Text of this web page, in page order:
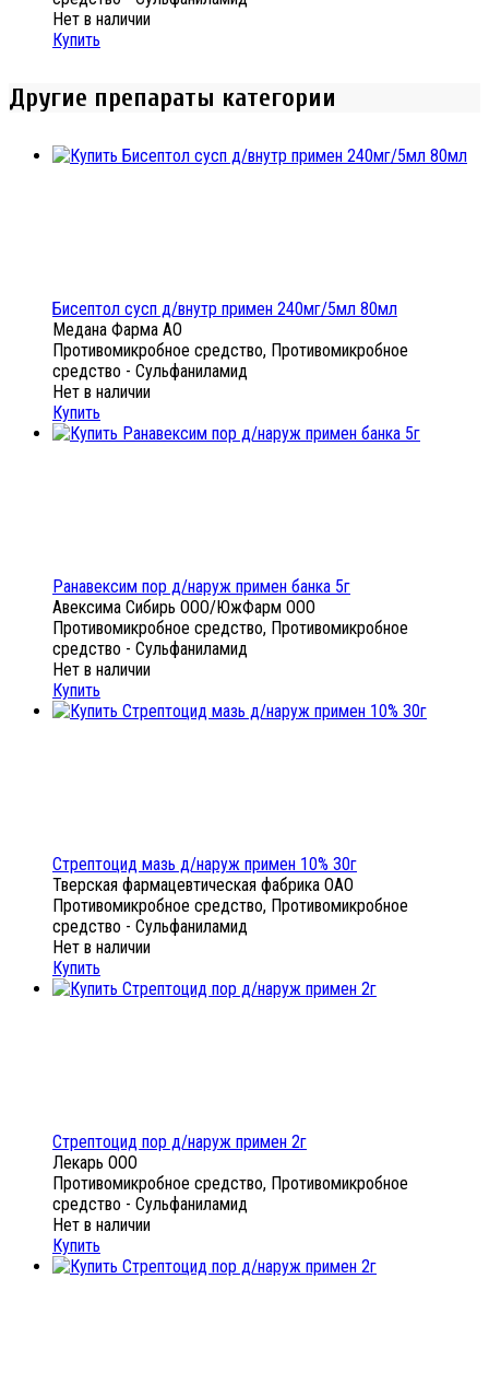
Нет в наличии
Купить
Другие препараты категории
Бисептол сусп д/внутр примен 240мг/5мл 80мл
Медана Фарма АО
Противомикробное средство, Противомикробное
средство - Сульфаниламид
Нет в наличии
Купить
Ранавексим пор д/наруж примен банка 5г
Авексима Сибирь ООО/ЮжФарм ООО
Противомикробное средство, Противомикробное
средство - Сульфаниламид
Нет в наличии
Купить
Стрептоцид мазь д/наруж примен 10% 30г
Тверская фармацевтическая фабрика ОАО
Противомикробное средство, Противомикробное
средство - Сульфаниламид
Нет в наличии
Купить
Стрептоцид пор д/наруж примен 2г
Лекарь ООО
Противомикробное средство, Противомикробное
средство - Сульфаниламид
Нет в наличии
Купить